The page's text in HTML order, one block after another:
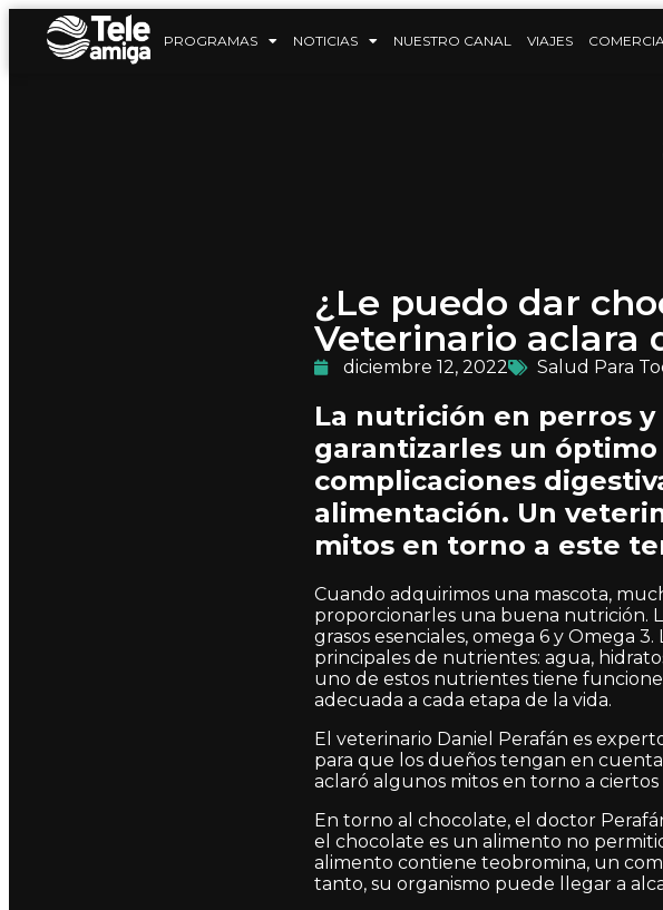
PROGRAMAS NOTICIAS NUESTRO CANAL VIAJES
¿Le puedo dar
Veterinario aclara
diciembre 12, 2022 Salud Para
La nutrición en perros
garantizarles un
complicaciones
alimentación. Un
mitos en torno a este
Cuando adquirimos una mascota,
proporcionarles una buena nutrición.
grasos esenciales, omega 6 y Omega
principales de nutrientes: agua,
uno de estos nutrientes tiene
adecuada a cada etapa de la vida.
El veterinario Daniel Perafán es
para que los dueños tengan en
aclaró algunos mitos en torno a ciertos
En torno al chocolate, el doctor
el chocolate es un alimento no
alimento contiene teobromina, un
tanto, su organismo puede llegar a